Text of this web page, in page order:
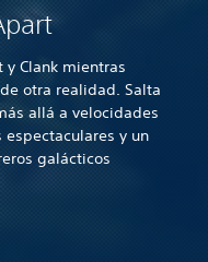
y Clank mientras
otra realidad. Salta
allá a velocidades
y un
galácticos